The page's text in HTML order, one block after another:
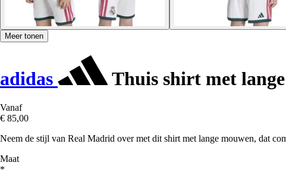
Meer tonen
adidas Thuis shirt met
Vanaf
€ 85,00
Neem de stijl van Real Madrid over met dit shirt met lange mouwen, dat
Maat
*